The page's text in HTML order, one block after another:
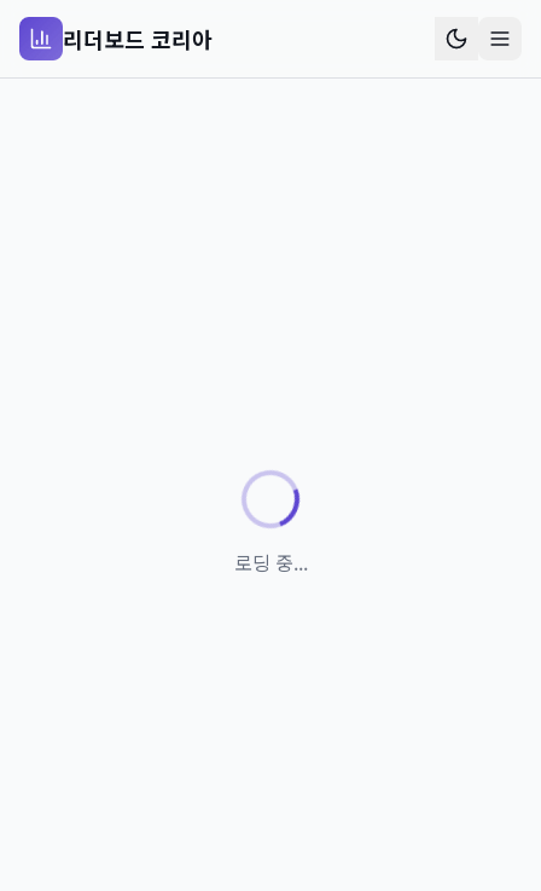
리더보드 코리아
로딩 중...